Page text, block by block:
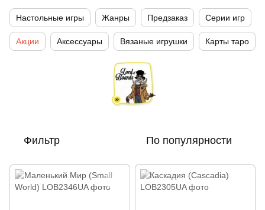
Настольные игры Жанры Предзаказ Серии игр
Акции Аксессуары Вязаные игрушки Карты таро
Фильтр По популярности